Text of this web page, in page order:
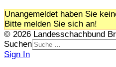
Unangemeldet haben Sie
Bitte melden Sie sich an!
© 2026 Landesschachbund
Suchen
Sign In